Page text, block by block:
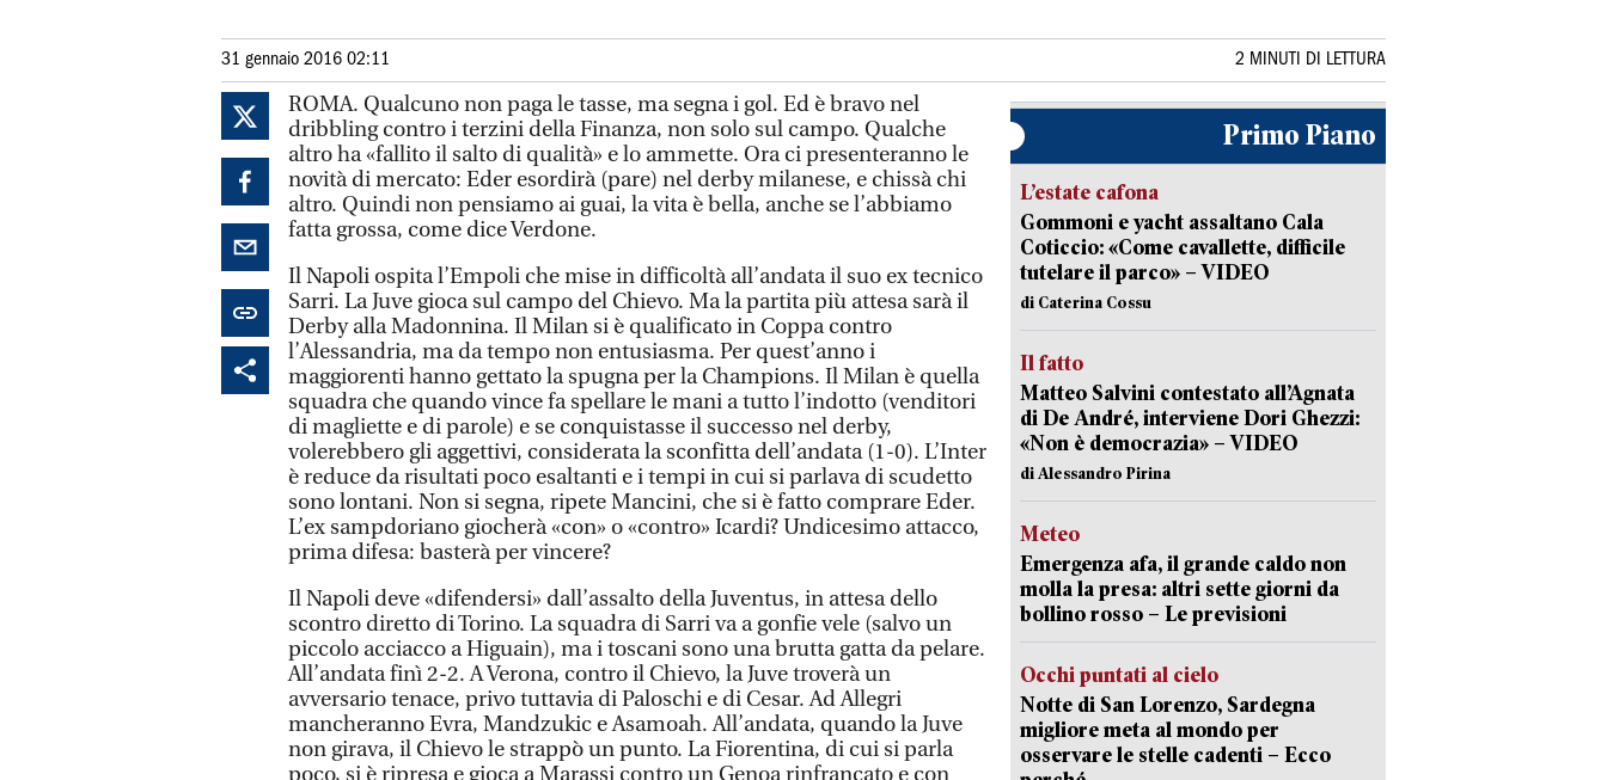
31 gennaio 2016 02:11 2 MINUTI DI LETTURA
ROMA. Qualcuno non paga le tasse, ma segna i gol. Ed è bravo nel
dribbling contro i terzini della Finanza, non solo sul campo. Qualche
altro ha «fallito il salto di qualità» e lo ammette. Ora ci presenteranno le
novità di mercato: Eder esordirà (pare) nel derby milanese, e chissà chi
altro. Quindi non pensiamo ai guai, la vita è bella, anche se l’abbiamo
fatta grossa, come dice Verdone.
Il Napoli ospita l’Empoli che mise in difficoltà all’andata il suo ex tecnico
Sarri. La Juve gioca sul campo del Chievo. Ma la partita più attesa sarà il
Derby alla Madonnina. Il Milan si è qualificato in Coppa contro
l’Alessandria, ma da tempo non entusiasma. Per quest’anno i
maggiorenti hanno gettato la spugna per la Champions. Il Milan è quella
squadra che quando vince fa spellare le mani a tutto l’indotto (venditori
di magliette e di parole) e se conquistasse il successo nel derby,
volerebbero gli aggettivi, considerata la sconfitta dell’andata (1-0). L’Inter
è reduce da risultati poco esaltanti e i tempi in cui si parlava di scudetto
sono lontani. Non si segna, ripete Mancini, che si è fatto comprare Eder.
L’ex sampdoriano giocherà «con» o «contro» Icardi? Undicesimo attacco,
prima difesa: basterà per vincere?
Il Napoli deve «difendersi» dall’assalto della Juventus, in attesa dello
scontro diretto di Torino. La squadra di Sarri va a gonfie vele (salvo un
piccolo acciacco a Higuain), ma i toscani sono una brutta gatta da pelare.
All’andata finì 2-2. A Verona, contro il Chievo, la Juve troverà un
avversario tenace, privo tuttavia di Paloschi e di Cesar. Ad Allegri
mancheranno Evra, Mandzukic e Asamoah. All’andata, quando la Juve
non girava, il Chievo le strappò un punto. La Fiorentina, di cui si parla
poco, si è ripresa e gioca a Marassi contro un Genoa rinfrancato e con
Primo Piano
L’estate cafona
Gommoni e yacht assaltano Cala
Coticcio: «Come cavallette, difficile
tutelare il parco» – VIDEO
di Caterina Cossu
Il fatto
Matteo Salvini contestato all’Agnata
di De André, interviene Dori Ghezzi:
«Non è democrazia» – VIDEO
di Alessandro Pirina
Meteo
Emergenza afa, il grande caldo non
molla la presa: altri sette giorni da
bollino rosso – Le previsioni
Occhi puntati al cielo
Notte di San Lorenzo, Sardegna
migliore meta al mondo per
osservare le stelle cadenti – Ecco